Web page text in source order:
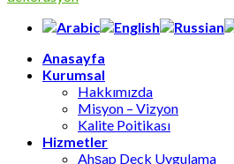
Anasayfa
Kurumsal
Hakkımızda
Misyon – Vizyon
Kalite Poitikası
Hizmetler
Ahşap Deck Uygulama